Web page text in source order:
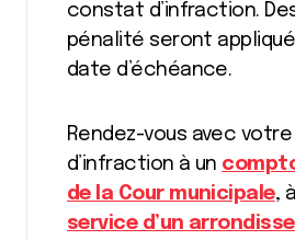
constat d’infraction.
pénalité seront
date d’échéance.
Rendez-vous avec
d’infraction à un
de la Cour municipale,
service d’un